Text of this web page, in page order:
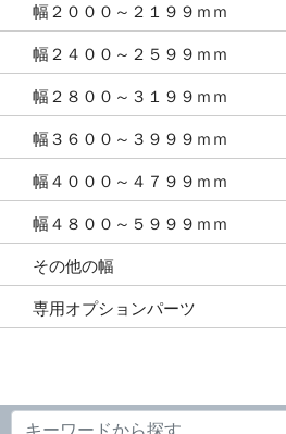
幅２０００～２１９９ｍｍ
幅２４００～２５９９ｍｍ
幅２８００～３１９９ｍｍ
幅３６００～３９９９ｍｍ
幅４０００～４７９９ｍｍ
幅４８００～５９９９ｍｍ
その他の幅
専用オプションパーツ